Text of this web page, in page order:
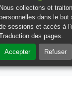
Nous collectons et
dans le but
sessions et accès à
des pages
Accepter Refuser
l'actualité de
ce champ